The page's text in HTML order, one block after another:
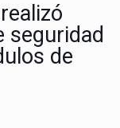
seguridad
de